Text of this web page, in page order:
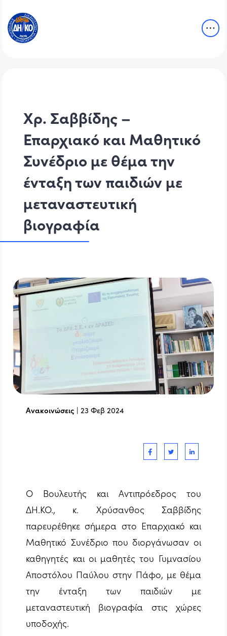
Χρ. Σαββίδης –
Επαρχιακό και Μαθητικό
Συνέδριο με θέμα την
ένταξη των παιδιών με
μεταναστευτική
βιογραφία
Ανακοινώσεις |23 Φεβ 2024
Ο Βουλευτής και Αντιπρόεδρος του
ΔΗ.ΚΟ., κ. Χρύσανθος Σαββίδης
παρευρέθηκε σήμερα στο Επαρχιακό και
Μαθητικό Συνέδριο που διοργάνωσαν οι
καθηγητές και οι μαθητές του Γυμνασίου
Αποστόλου Παύλου στην Πάφο, με θέμα
την ένταξη των παιδιών με
μεταναστευτική βιογραφία στις χώρες
υποδοχής.